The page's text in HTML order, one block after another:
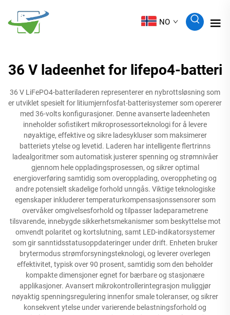
NO
36 V ladeenhet for lifepo4-batteri
36 V LiFePO4-batteriladeren representerer en nybrottsløsning som
er utviklet spesielt for litiumjernfosfat-batterisystemer som opererer
med 36-volts konfigurasjoner. Denne avanserte ladeenheten
inneholder sofistikert mikroprosessorteknologi for å levere
nøyaktige, effektive og sikre ladesykluser som maksimerer
batteriets ytelse og levetid. Laderen har intelligente flertrinns
ladealgoritmer som automatisk justerer spenning og strømnivåer
gjennom hele oppladingsprosessen, og sikrer optimal
energioverføring samtidig som overopplading, overoppheting og
andre potensielt skadelige forhold unngås. Viktige teknologiske
egenskaper inkluderer temperaturkompensasjonssensorer som
overvåker omgivelsesforhold og tilpasser ladeparametrene
tilsvarende, innebygde sikkerhetsmekanismer som beskyttelse mot
omvendt polaritet og kortslutning, samt LED-indikatorsystemer
som gir sanntidsstatusoppdateringer under drift. Enheten bruker
brytermodus strømforsyningsteknologi, og leverer overlegen
effektivitet, typisk over 90 prosent, samtidig som den beholder
kompakte dimensjoner egnet for bærbare og stasjonære
applikasjoner. Avansert mikrokontrollerintegrasjon muliggjør
nøyaktig spenningsregulering innenfor smale toleranser, og sikrer
konsekvent ytelse under varierende belastningsforhold og